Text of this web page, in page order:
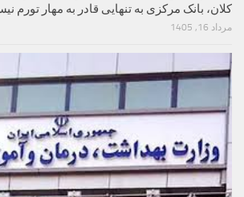
کلان، بانک مرکزی به تنهایی قادر به مهار تورم
مرداد 16, 1405